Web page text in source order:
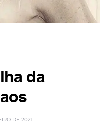
da
DE 2021